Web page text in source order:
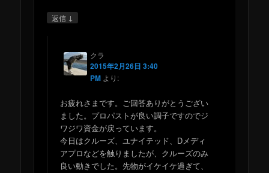
返信 ↓
クラ
2015年2月26日 3:40
PM より:
お疲れさまです。ご回答ありがとうござい
ました。プロパストが良い調子ですのでジ
ワジワ資金が戻っています。
今日はクルーズ、ユナイテッド、Dメディ
アプロなどを触りましたが、クルーズのみ
良い動きでした。先物がイケイケ過ぎて、